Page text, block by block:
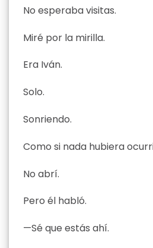
No esperaba visitas.
Miré por la mirilla.
Era Iván.
Solo.
Sonriendo.
Como si nada hubiera
No abrí.
Pero él habló.
—Sé que estás ahí.